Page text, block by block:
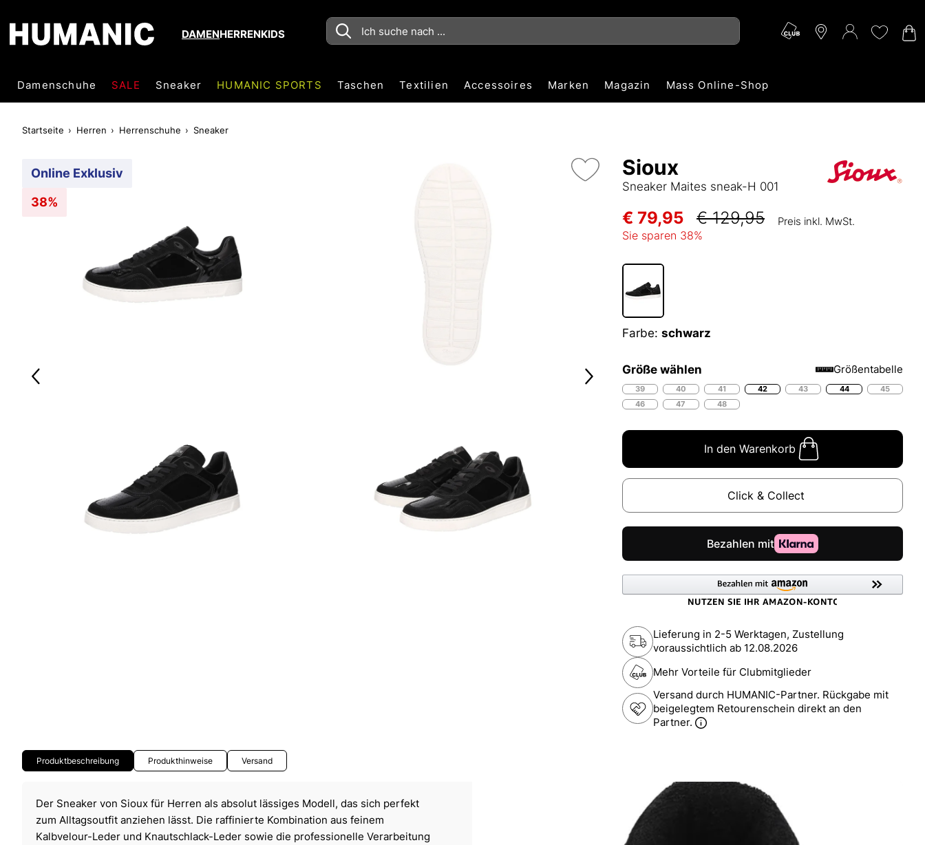
DAMENHERRENKIDS
Damenschuhe SALE Sneaker HUMANIC SPORTS Taschen Textilien Accessoires Marken Magazin Mass Online-Shop
Startseite Herren Herrenschuhe Sneaker
Online Exklusiv
38%
Sioux
Sneaker Maites sneak-H 001
€ 79,95 € 129,95 Preis inkl. MwSt.
Sie sparen 38%
Farbe: schwarz
Größe wählen Größentabelle
39 40 41 42 43 44
45
46
47 48
In den Warenkorb
Click & Collect
Lieferung in 2-5 Werktagen, Zustellung
voraussichtlich ab 12.08.2026
Mehr Vorteile für Clubmitglieder
Versand durch HUMANIC-Partner. Rückgabe mit
beigelegtem Retourenschein direkt an den
Partner.
Produktbeschreibung Produkthinweise Versand
Der Sneaker von Sioux für Herren als absolut lässiges Modell, das sich perfekt
zum Alltagsoutfit anziehen lässt. Die raffinierte Kombination aus feinem
Kalbvelour-Leder und Knautschlack-Leder sowie die professionelle Verarbeitung